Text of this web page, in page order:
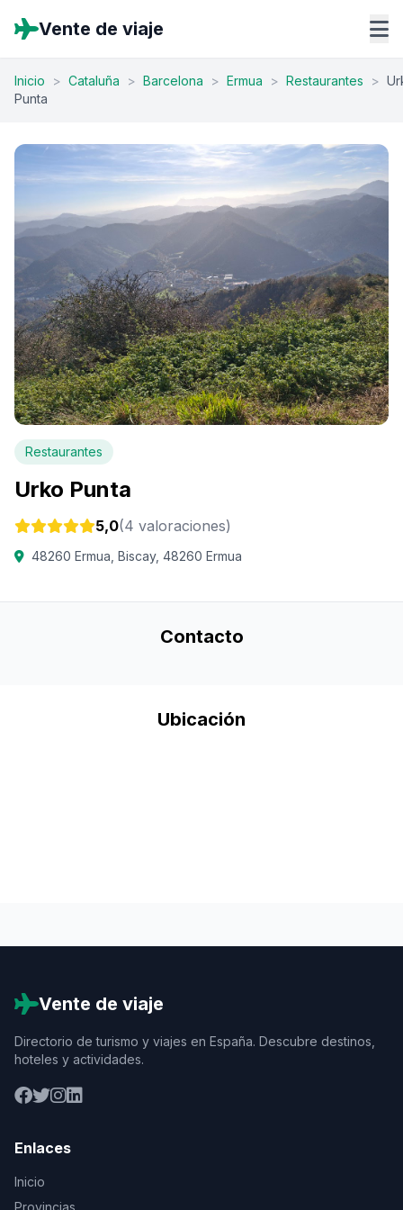
Vente de viaje
Inicio > Cataluña > Barcelona > Ermua > Restaurantes >
Punta
Restaurantes
Urko Punta
5,0(4 valoraciones)
48260 Ermua, Biscay, 48260 Ermua
Contacto
Ubicación
Vente de viaje
Directorio de turismo y viajes en España. Descubre destinos,
hoteles y actividades.
Enlaces
Inicio
Provincias